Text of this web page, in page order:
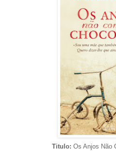
Titulo: Os Anjos Não